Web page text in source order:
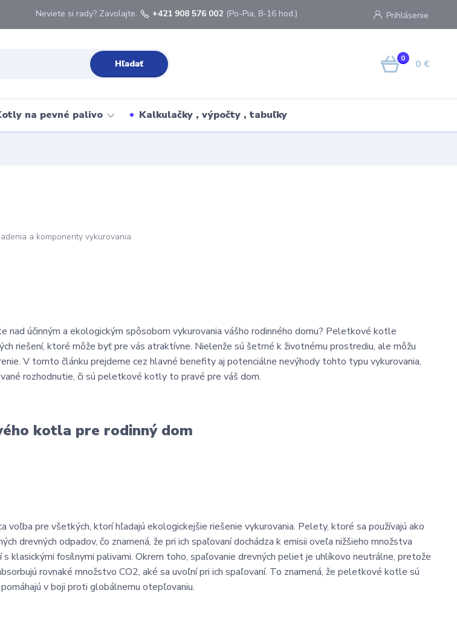
Prihlásenie
Hľadať
Neviete si rady? Zavolajte. +421 908 576 002 (Po-Pia, 8-16 hod.)
0 0 €
na pevné palivo Kalkulačky , výpočty , tabuľky
a komponenty vykurovania
nad účinným a ekologickým spôsobom vykurovania vášho rodinného domu? Peletkové kotle
riešení, ktoré môže byť pre vás atraktívne. Nielenže sú šetrné k životnému prostrediu, ale môžu
V tomto článku prejdeme cez hlavné benefity aj potenciálne nevýhody tohto typu vykurovania,
rozhodnutie, či sú peletkové kotly to pravé pre váš dom.
kotla pre rodinný dom
voľba pre všetkých, ktorí hľadajú ekologickejšie riešenie vykurovania. Pelety, ktoré sa používajú ako
drevných odpadov, čo znamená, že pri ich spaľovaní dochádza k emisii oveľa nižšieho množstva
klasickými fosílnymi palivami. Okrem toho, spaľovanie drevných peliet je uhlíkovo neutrálne, pretože
rovnaké množstvo CO2, aké sa uvoľní pri ich spaľovaní. To znamená, že peletkové kotle sú
v boji proti globálnemu otepľovaniu.